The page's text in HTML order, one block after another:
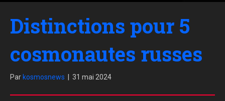
Distinctions pour 5
cosmonautes russes
Par kosmosnews 31 mai 2024